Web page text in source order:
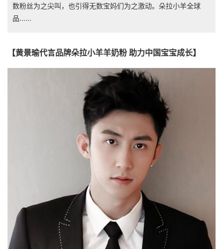
数粉丝为之尖叫，也引得无数宝妈们为之激动。朵拉小羊全球
品......
【黄景瑜代言品牌朵拉小羊羊奶粉 助力中国宝宝成长】